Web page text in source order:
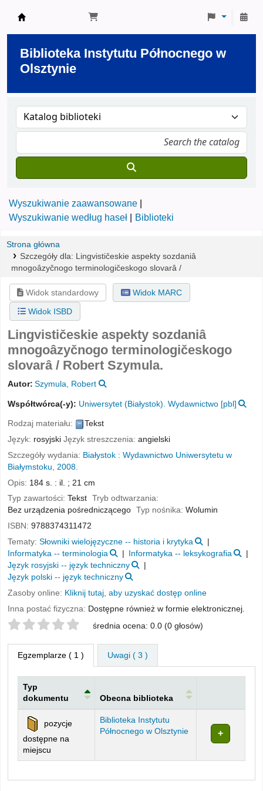
Biblioteka Instytutu Północnego w
Olsztynie
Wyszukiwanie zaawansowane
Wyszukiwanie według haseł
Biblioteki
Strona główna
Szczegóły dla: Lingvističeskie aspekty sozdaniâ
mnogoâzyčnogo terminologičeskogo slovarâ /
Widok standardowy
Widok MARC
Widok ISBD
Lingvističeskie aspekty sozdaniâ
mnogoâzyčnogo terminologičeskogo
slovarâ / Robert Szymula.
Autor: Szymula, Robert
Współtwórca(-y): Uniwersytet (Białystok). Wydawnictwo [pbl]
Rodzaj materiału:
Tekst
Język: rosyjski Język streszczenia: angielski
Szczegóły wydania: Białystok : Wydawnictwo Uniwersytetu w
Białymstoku,
2008.
Opis: 184 s. : il. ; 21 cm
Typ zawartości: Tekst
Tryb odtwarzania:
Bez urządzenia pośredniczącego
Typ nośnika:Wolumin
ISBN: 9788374311472
Tematy: Słowniki wielojęzyczne -- historia i krytyka
Informatyka -- terminologia
Informatyka -- leksykografia
Język rosyjski -- język techniczny
Język polski -- język techniczny
Zasoby online: Kliknij tutaj, aby uzyskać dostęp online
Inna postać fizyczna: Dostępne również w formie elektronicznej.
Twoje oceny średnia ocena: 0.0 (0 głosów)
Egzemplarze ( 1 ) Uwagi ( 3 )
Egzemplarze
Typ
dokumentu
Obecna biblioteka
pozycje
dostępne na
miejscu
Biblioteka Instytutu
Północnego w Olsztynie